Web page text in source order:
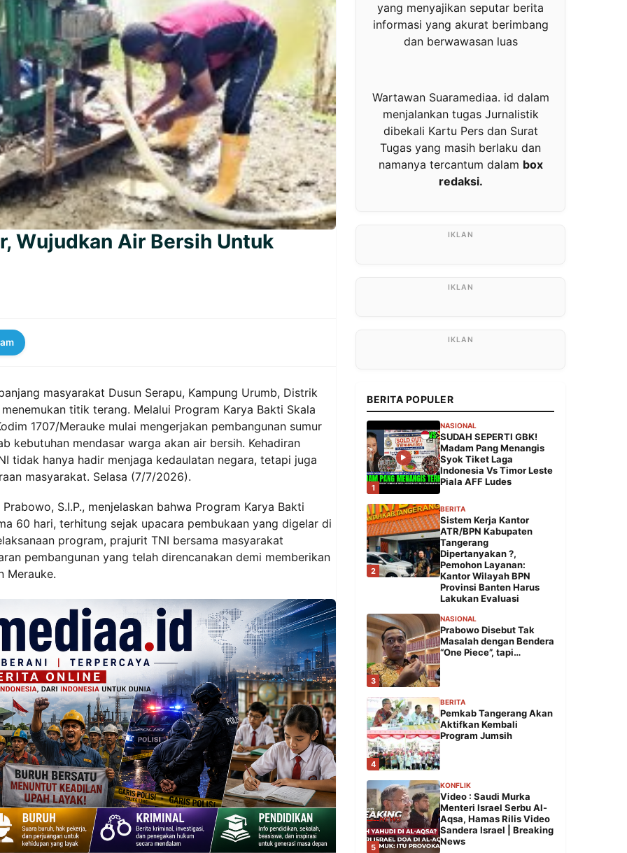
Wujudkan Air Bersih Untuk
masyarakat Dusun Serapu, Kampung Urumb, Distrik
titik terang. Melalui Program Karya Bakti Skala
1707/Merauke mulai mengerjakan pembangunan sumur
kebutuhan mendasar warga akan air bersih. Kehadiran
tidak hanya hadir menjaga kedaulatan negara, tetapi juga
masyarakat. Selasa (7/7/2026).
S.I.P., menjelaskan bahwa Program Karya Bakti
60 hari, terhitung sejak upacara pembukaan yang digelar di
program, prajurit TNI bersama masyarakat
pembangunan yang telah direncanakan demi memberikan
Merauke.
yang menyajikan seputar berita
informasi yang akurat berimbang
dan berwawasan luas
Wartawan Suaramediaa. id dalam
menjalankan tugas Jurnalistik
dibekali Kartu Pers dan Surat
Tugas yang masih berlaku dan
namanya tercantum dalam box
redaksi.
BERITA POPULER
1
NASIONAL
SUDAH SEPERTI GBK!
Madam Pang Menangis
Syok Tiket Laga
Indonesia Vs Timor Leste
Piala AFF Ludes
2
BERITA
Sistem Kerja Kantor
ATR/BPN Kabupaten
Tangerang
Dipertanyakan ?,
Pemohon Layanan:
Kantor Wilayah BPN
Provinsi Banten Harus
Lakukan Evaluasi
3
NASIONAL
Prabowo Disebut Tak
Masalah dengan Bendera
“One Piece”, tapi…
4
BERITA
Pemkab Tangerang Akan
Aktifkan Kembali
Program Jumsih
5
KONFLIK
Video : Saudi Murka
Menteri Israel Serbu Al-
Aqsa, Hamas Rilis Video
Sandera Israel | Breaking
News